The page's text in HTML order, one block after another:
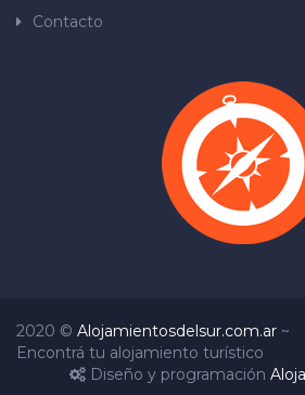
Contacto
2020 © Alojamientosdelsur.com.ar ~
Encontrá tu alojamiento turístico
Diseño y programación